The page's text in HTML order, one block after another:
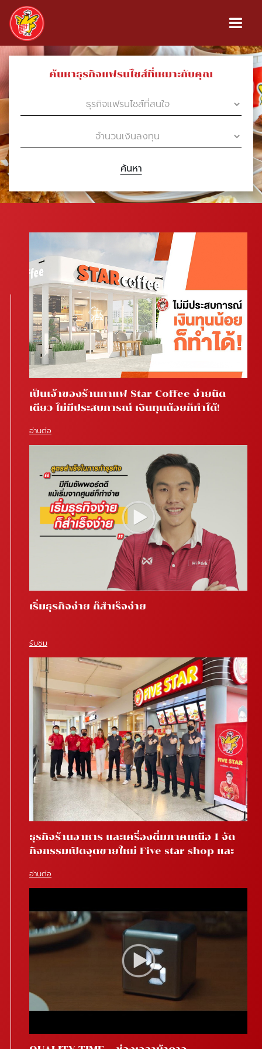
ค้นหาธุรกิจแฟรนไชส์ที่เหมาะกับคุณ
ค้นหา
เป็นเจ้าของร้านกาแฟ Star Coffee ง่ายนิด
เดียว ไม่มีประสบการณ์ เงินทุนน้อยก็ทำได้!
อ่านต่อ
เริ่มธุรกิจง่าย ก็สำเร็จง่าย
รับชม
ธุรกิจร้านอาหาร และเครื่องดื่มภาคเหนือ 1 จัด
กิจกรรมเปิดจุดขายใหม่ Five star shop และ
อ่านต่อ